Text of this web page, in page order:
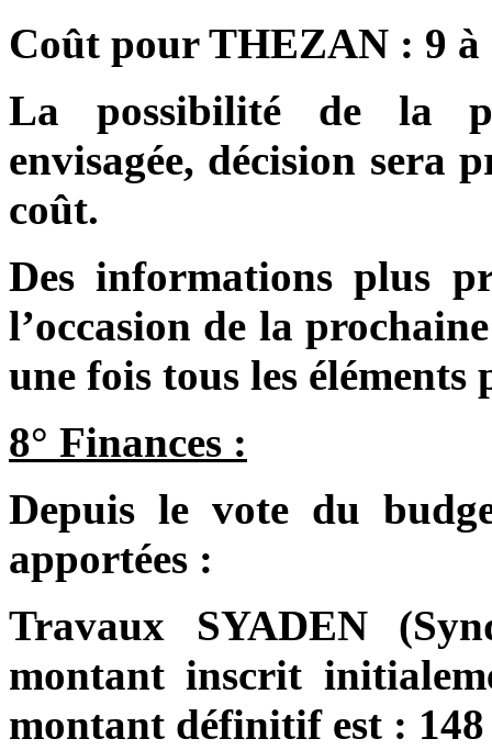
Coût pour THEZAN : 9 à
La possibilité de la
envisagée, décision sera
coût.
Des informations plus
l’occasion de la
une fois tous les
8° Finances :
Depuis le vote du
apportées :
Travaux SYADEN
montant inscrit
montant définitif est : 148